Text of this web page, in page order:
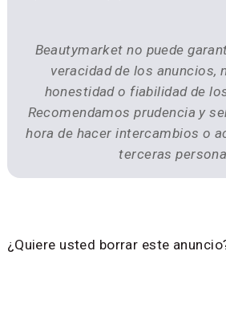
Beautymarket no puede
veracidad de los anuncios,
honestidad o fiabilidad de
Recomendamos prudencia y
hora de hacer intercambios o
terceras
¿Quiere usted borrar este